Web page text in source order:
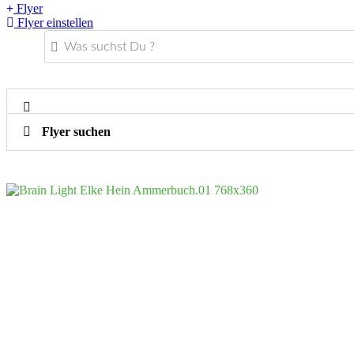
Flyer
Flyer einstellen
Was suchst Du ?
Flyer suchen